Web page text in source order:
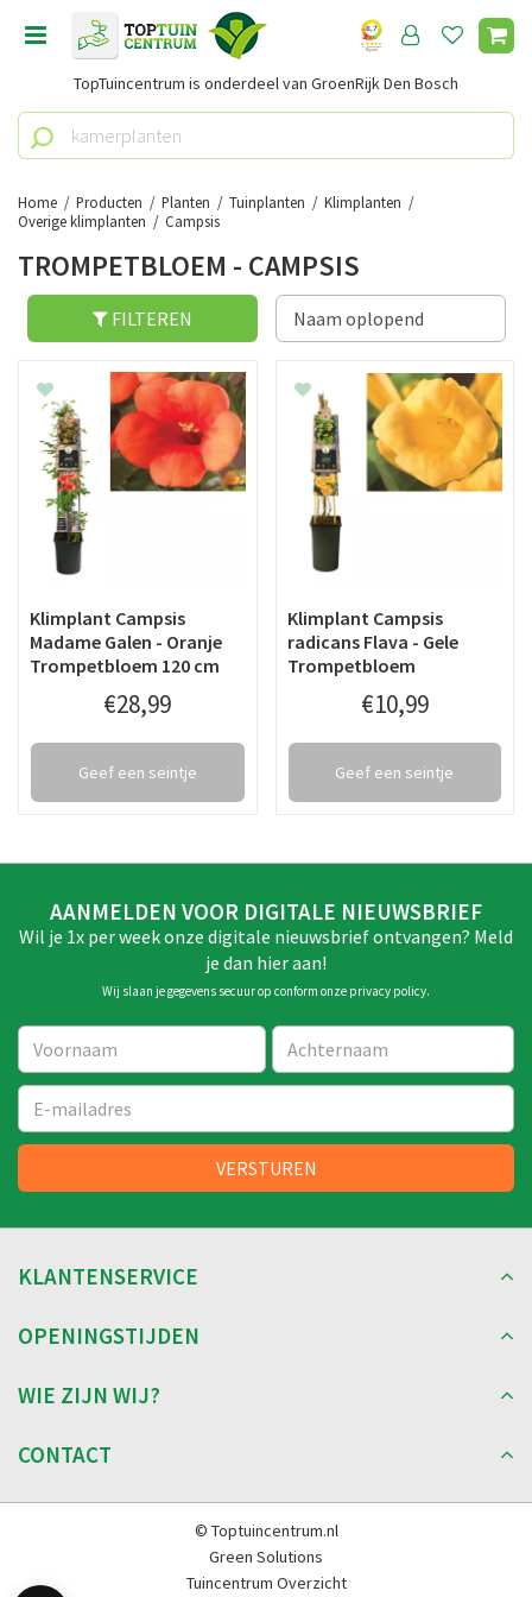
Home Producten Planten Tuinplanten
Klimplanten
Overige klimplanten
Campsis
TopTuincentrum is onderdeel van GroenRijk Den Bosch
TROMPETBLOEM - CAMPSIS
FILTEREN
Klimplant Campsis
Madame Galen - Oranje
Trompetbloem 120 cm
€28,99
Geef een seintje
Klimplant Campsis
radicans Flava - Gele
Trompetbloem
€10,99
Geef een seintje
AANMELDEN VOOR DIGITALE NIEUWSBRIEF
Wil je 1x per week onze digitale nieuwsbrief ontvangen? Meld
je dan hier aan!
Wij slaan je gegevens secuur op conform onze privacy policy.
KLANTENSERVICE
OPENINGSTIJDEN
WIE ZIJN WIJ?
CONTACT
© Toptuincentrum.nl
Green Solutions
Tuincentrum Overzicht